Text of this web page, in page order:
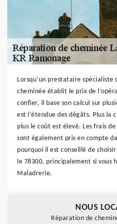
Lorsqu’un prestataire spécialiste
cheminée établit le prix de
confier, il base son calcul sur
est l’étendue des dégâts. Plus la
plus le coût est élevé. Les frais
sont également pris en compte
pourquoi il est conseillé de
le 78300, principalement si vous
Maladrerie.
NOUS
Réparation de